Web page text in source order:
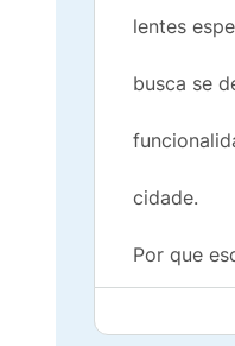
lentes
busca se
cidade.
Por que